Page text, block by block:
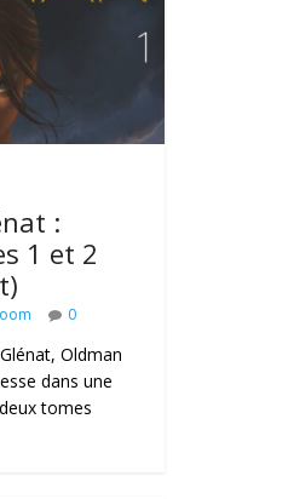
:
1 et 2
0
Oldman
dans une
tomes